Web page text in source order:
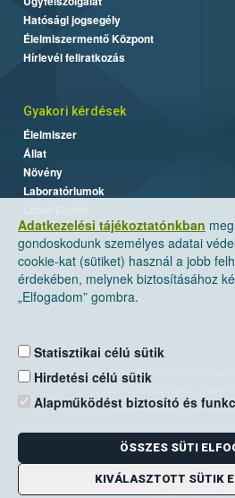
Adatkezelési tájékoztatónkban
gondoskodunk személyes adatai
cookie-kat (sütiket) használ a jobb
érdekében, melynek biztosításához
„Elfogadom” gombra.
Statisztikai célú sütik
Hirdetési célú sütik
Alapműködést biztosító és
ÖSSZES SÜTI
KIVÁLASZTOTT SÜTIK
Hatósági jogsegély
Élelmiszermentő Központ
Hírlevél feliratkozás
Gyakori kérdések
Élelmiszer
Állat
Növény
Laboratóriumok
Nemzeti Élelmiszerlánc-
Levelezési cím: 1525
E-mail:
Zöld szám: 06-80/
Telefon: 06-1/ 336-